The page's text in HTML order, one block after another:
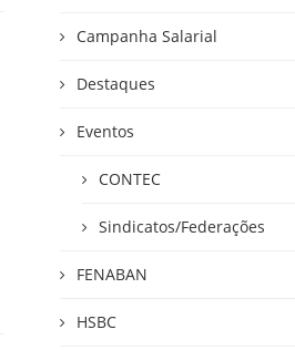
Campanha Salarial
Destaques
Eventos
CONTEC
Sindicatos/Federações
FENABAN
HSBC